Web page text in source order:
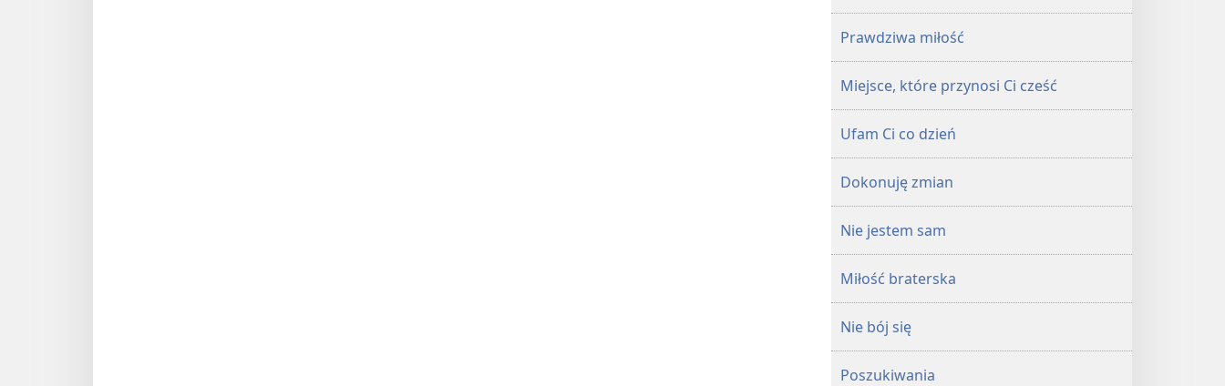
Prawdziwa miłość
Miejsce, które przynosi Ci cześć
Ufam Ci co dzień
Dokonuję zmian
Nie jestem sam
Miłość braterska
Nie bój się
Poszukiwania